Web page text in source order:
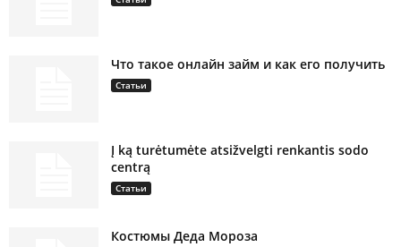
Что такое онлайн займ и как его получить
Статьи
Į ką turėtumėte atsižvelgti renkantis sodo
centrą
Статьи
Костюмы Деда Мороза